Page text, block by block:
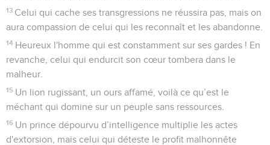
13 Celui qui cache ses transgressions ne réussira pas, mais on
aura compassion de celui qui les reconnaît et les abandonne.
14 Heureux l'homme qui est constamment sur ses gardes ! En
revanche, celui qui endurcit son cœur tombera dans le
malheur.
15 Un lion rugissant, un ours affamé, voilà ce qu’est le
méchant qui domine sur un peuple sans ressources.
16 Un prince dépourvu d’intelligence multiplie les actes
d'extorsion, mais celui qui déteste le profit malhonnête